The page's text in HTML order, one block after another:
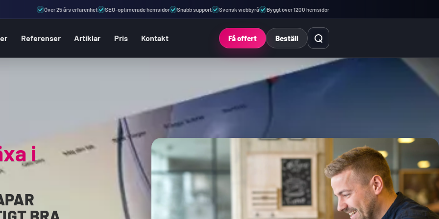
Över 25 års erfarenhet SEO-optimerade hemsidor Snabb support Svensk webbyrå Byggt över 1200 hemsidor
Referenser Artiklar Pris Kontakt Få offert Beställ Öppna sök
i